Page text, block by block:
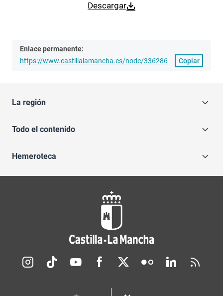
Descargar
Enlace permanente:
https://www.castillalamancha.es/node/336286
Copiar
La región
Todo el contenido
Hemeroteca
Redes sociales JCCM